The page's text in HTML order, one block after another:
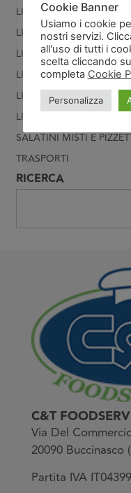
LINEA V- PASTA FRESCA
LINEA W - PRODOTTI
LINEA X- SALSE
LINEA Y- FRUTTA
LINEA Z- GELATI
LINEA Z1-GELATI
SALATINI MISTI E
TRASPORTI
RICERCA
C&T
Via Del
20090 Buccinasco
Partita IVA
Cookie Banner
Usiamo i cookie
nostri servizi.
all'uso di tutti i
scelta cliccando
completa Cookie
Personalizza